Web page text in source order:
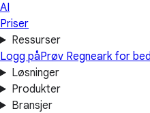
AI
Priser
Ressurser
Logg påPrøv Regneark for
Løsninger
Produkter
Bransjer